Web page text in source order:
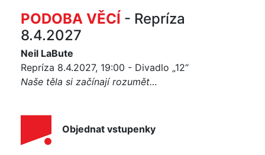
PODOBA VĚCÍ - Repríza
8.4.2027
Neil LaBute
Repríza 8.4.2027, 19:00 - Divadlo „12“
Naše těla si začínají rozumět…
Objednat vstupenky